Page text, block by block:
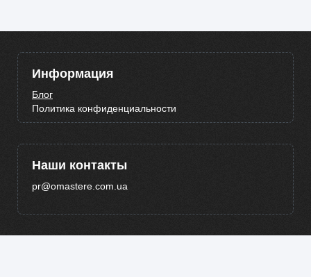
Информация
Блог
Политика конфиденциальности
Наши контакты
pr@omastere.com.ua